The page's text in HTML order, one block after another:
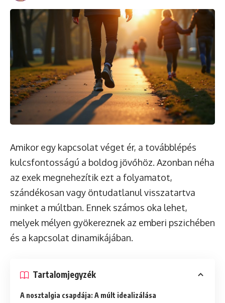
Amikor egy kapcsolat véget ér, a továbblépés
kulcsfontosságú a boldog jövőhöz. Azonban néha
az exek megnehezítik ezt a folyamatot,
szándékosan vagy öntudatlanul visszatartva
minket a múltban. Ennek számos oka lehet,
melyek mélyen gyökereznek az emberi pszichében
és a kapcsolat dinamikájában.
Tartalomjegyzék
A nosztalgia csapdája: A múlt idealizálása